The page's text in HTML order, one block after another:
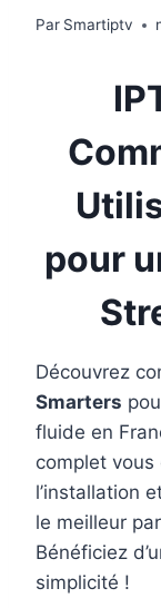
Par Smartiptv
pour
Découvrez
Smarters
fluide en
complet vous
l’installation
le meilleur
Bénéficiez
simplicité !